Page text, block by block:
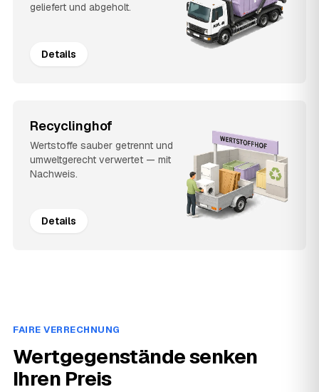
geliefert und abgeholt.
Details
Recyclinghof
Wertstoffe sauber getrennt und
umweltgerecht verwertet — mit
Nachweis.
Details
FAIRE VERRECHNUNG
Wertgegenstände senken
Ihren Preis